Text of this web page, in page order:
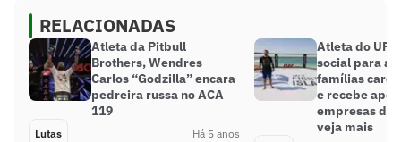
RELACIONADAS
Atleta da Pitbull
Brothers, Wendres
Carlos “Godzilla” encara
pedreira russa no ACA
119
Lutas Há 5 anos
Atleta do
social para
famílias
e recebe
empresas de
veja mais